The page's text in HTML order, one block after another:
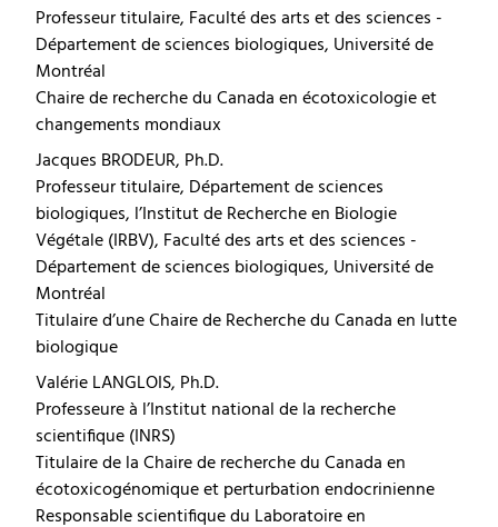
Professeur titulaire, Faculté des arts et des sciences -
Département de sciences biologiques, Université de
Montréal
Chaire de recherche du Canada en écotoxicologie et
changements mondiaux
Jacques BRODEUR, Ph.D.
Professeur titulaire, Département de sciences
biologiques, l’Institut de Recherche en Biologie
Végétale (IRBV), Faculté des arts et des sciences -
Département de sciences biologiques, Université de
Montréal
Titulaire d’une Chaire de Recherche du Canada en lutte
biologique
Valérie LANGLOIS, Ph.D.
Professeure à l’Institut national de la recherche
scientifique (INRS)
Titulaire de la Chaire de recherche du Canada en
écotoxicogénomique et perturbation endocrinienne
Responsable scientifique du Laboratoire en